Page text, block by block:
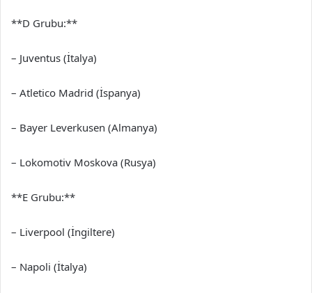
**D Grubu:**
– Juventus (İtalya)
– Atletico Madrid (İspanya)
– Bayer Leverkusen (Almanya)
– Lokomotiv Moskova (Rusya)
**E Grubu:**
– Liverpool (İngiltere)
– Napoli (İtalya)